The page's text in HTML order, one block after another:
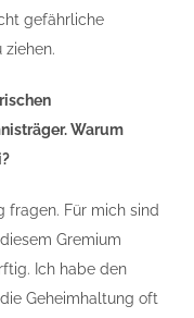
gefährliche
ziehen.
Warum
fragen. Für mich sind
Gremium
Ich habe den
Geheimhaltung oft